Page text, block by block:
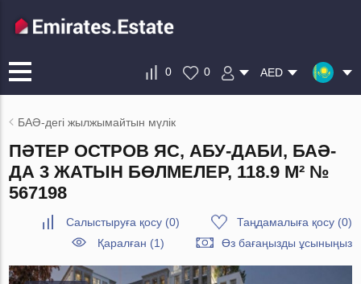
0 0 AED
БАӘ-дегі жылжымайтын мүлік
ПӘТЕР ОСТРОВ ЯС, АБУ-ДАБИ, БАӘ-
ДА 3 ЖАТЫН БӨЛМЕЛЕР, 118.9 М² №
567198
Салыстыруға қосу(0) Таңдамалыға қосу(0)
Қаралған (1)
Өз бағаңызды ұсыныңыз